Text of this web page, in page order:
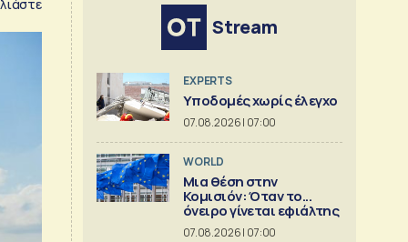
Stream
EXPERTS
Υποδομές χωρίς έλεγχο
07.08.2026 | 07:00
WORLD
Μια θέση στην
Κομισιόν: Όταν το...
όνειρο γίνεται εφιάλτης
07.08.2026 | 07:00